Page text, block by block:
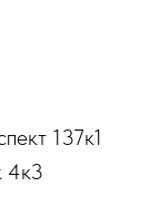
137к1
4к3